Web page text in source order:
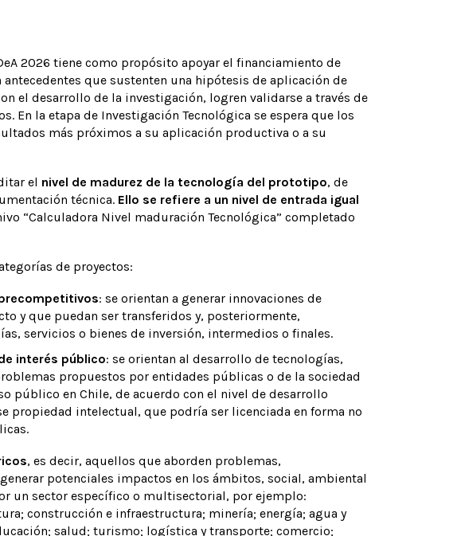
2026 tiene como propósito apoyar el financiamiento de
que sustenten una hipótesis de aplicación de
el desarrollo de la investigación, logren validarse a través de
En la etapa de Investigación Tecnológica se espera que los
más próximos a su aplicación productiva o a su
el nivel de madurez de la tecnología del prototipo, de
técnica. Ello se refiere a un nivel de entrada igual
“Calculadora Nivel maduración Tecnológica” completado
de proyectos:
: se orientan a generar innovaciones de
y que puedan ser transferidos y, posteriormente,
servicios o bienes de inversión, intermedios o finales.
interés público: se orientan al desarrollo de tecnologías,
propuestos por entidades públicas o de la sociedad
público en Chile, de acuerdo con el nivel de desarrollo
propiedad intelectual, que podría ser licenciada en forma no
, es decir, aquellos que aborden problemas,
potenciales impactos en los ámbitos, social, ambiental
un sector específico o multisectorial, por ejemplo:
construcción e infraestructura; minería; energía; agua y
salud; turismo; logística y transporte; comercio;